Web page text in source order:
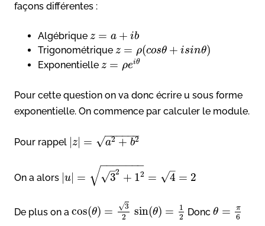
façons différentes :
Algébrique z = a + ib
Trigonométrique z = ρ(cosθ + isinθ)
Exponentielle z = ρeiθ
Pour cette question on va donc écrire u sous forme
exponentielle. On commence par calculer le module.
Pour rappel z = a2 + b2
− −
−−−−
√
On a alors u = 3
–
√ 2 + 12
− −
−−−−−
√ = 4
–
√ = 2
De plus on a cos(θ) = 3
√
2
sin(θ) =
1
2 Doncθ = π
6